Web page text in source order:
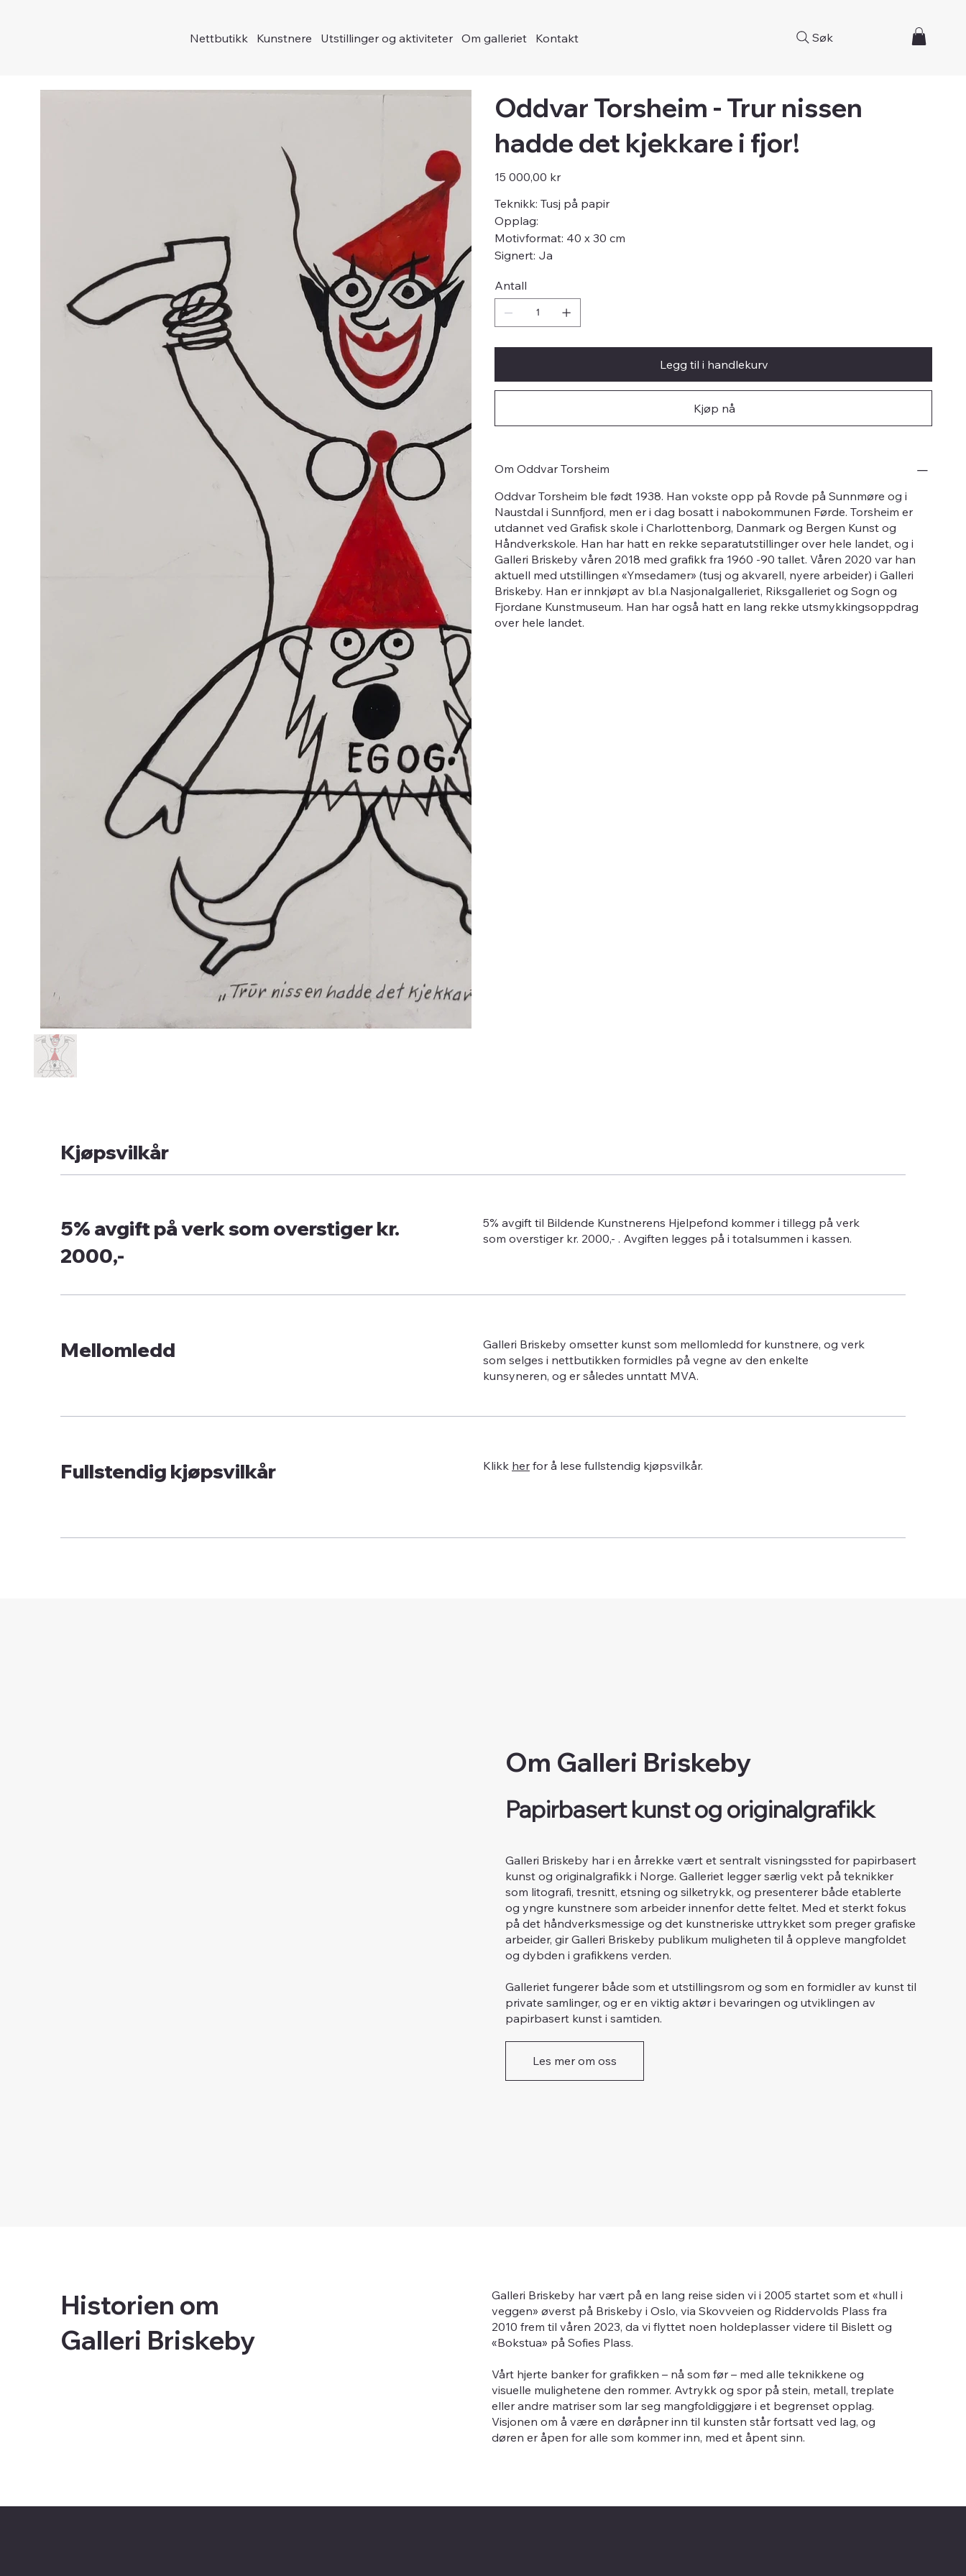
Nettbutikk Kunstnere Utstillinger og aktiviteter Om galleriet Kontakt Søk
Oddvar Torsheim - Trur nissen
hadde det kjekkare i fjor!
Pris
15 000,00 kr
Teknikk: Tusj på papir
Opplag:
Motivformat: 40 x 30 cm
Signert: Ja
Antall
Legg til i handlekurv
Kjøp nå
Om Oddvar Torsheim
Oddvar Torsheim ble født 1938. Han vokste opp på Rovde på Sunnmøre og i
Naustdal i Sunnfjord, men er i dag bosatt i nabokommunen Førde. Torsheim er
utdannet ved Grafisk skole i Charlottenborg, Danmark og Bergen Kunst og
Håndverkskole. Han har hatt en rekke separatutstillinger over hele landet, og i
Galleri Briskeby våren 2018 med grafikk fra 1960 -90 tallet. Våren 2020 var han
aktuell med utstillingen «Ymsedamer» (tusj og akvarell, nyere arbeider) i Galleri
Briskeby. Han er innkjøpt av bl.a Nasjonalgalleriet, Riksgalleriet og Sogn og
Fjordane Kunstmuseum. Han har også hatt en lang rekke utsmykkingsoppdrag
over hele landet.
Kjøpsvilkår
5% avgift på verk som overstiger kr.
2000,-
5% avgift til Bildende Kunstnerens Hjelpefond kommer i tillegg på verk
som overstiger kr. 2000,- . Avgiften legges på i totalsummen i kassen.
Mellomledd
Galleri Briskeby omsetter kunst som mellomledd for kunstnere, og verk
som selges i nettbutikken formidles på vegne av den enkelte
kunsyneren, og er således unntatt MVA.
Fullstendig kjøpsvilkår Klikk her for å lese fullstendig kjøpsvilkår.
Om Galleri Briskeby
Papirbasert kunst og originalgrafikk
Galleri Briskeby har i en årrekke vært et sentralt visningssted for papirbasert
kunst og originalgrafikk i Norge. Galleriet legger særlig vekt på teknikker
som litografi, tresnitt, etsning og silketrykk, og presenterer både etablerte
og yngre kunstnere som arbeider innenfor dette feltet. Med et sterkt fokus
på det håndverksmessige og det kunstneriske uttrykket som preger grafiske
arbeider, gir Galleri Briskeby publikum muligheten til å oppleve mangfoldet
og dybden i grafikkens verden.
Galleriet fungerer både som et utstillingsrom og som en formidler av kunst til
private samlinger, og er en viktig aktør i bevaringen og utviklingen av
papirbasert kunst i samtiden.
Les mer om oss
Historien om
Galleri Briskeby
Galleri Briskeby har vært på en lang reise siden vi i 2005 startet som et «hull i
veggen» øverst på Briskeby i Oslo, via Skovveien og Riddervolds Plass fra
2010 frem til våren 2023, da vi flyttet noen holdeplasser videre til Bislett og
«Bokstua» på Sofies Plass.
Vårt hjerte banker for grafikken – nå som før – med alle teknikkene og
visuelle mulighetene den rommer. Avtrykk og spor på stein, metall, treplate
eller andre matriser som lar seg mangfoldiggjøre i et begrenset opplag.
Visjonen om å være en døråpner inn til kunsten står fortsatt ved lag, og
døren er åpen for alle som kommer inn, med et åpent sinn.